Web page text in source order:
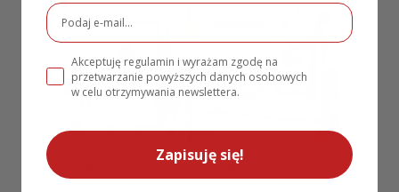
PROMOCJA!
Podziękowanie dla
Lustrzane Złote
Podziękowanie z
dużą ramą na
zdjęcie MD322
Akceptuję regulamin i wyrażam zgodę na
przetwarzanie powyższych danych osobowych
w celu otrzymywania newslettera.
Zapisuję się!